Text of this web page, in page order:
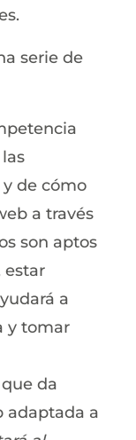
serie de
de cómo
a través
son aptos
estar
a
y tomar
da
adaptada a